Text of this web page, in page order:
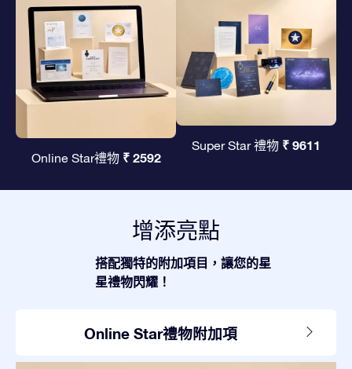
Online Star禮物 ₹ 2592
Super Star 禮物 ₹ 9611
增添亮點
搭配獨特的附加項目，讓您的星
星禮物閃耀！
Online Star禮物附加項